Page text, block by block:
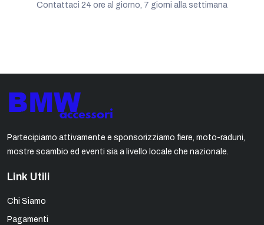
Contattaci 24 ore al giorno, 7 giorni alla settimana
Partecipiamo attivamente e sponsorizziamo fiere, moto-raduni,
mostre scambio ed eventi sia a livello locale che nazionale.
Link Utili
Chi Siamo
Pagamenti